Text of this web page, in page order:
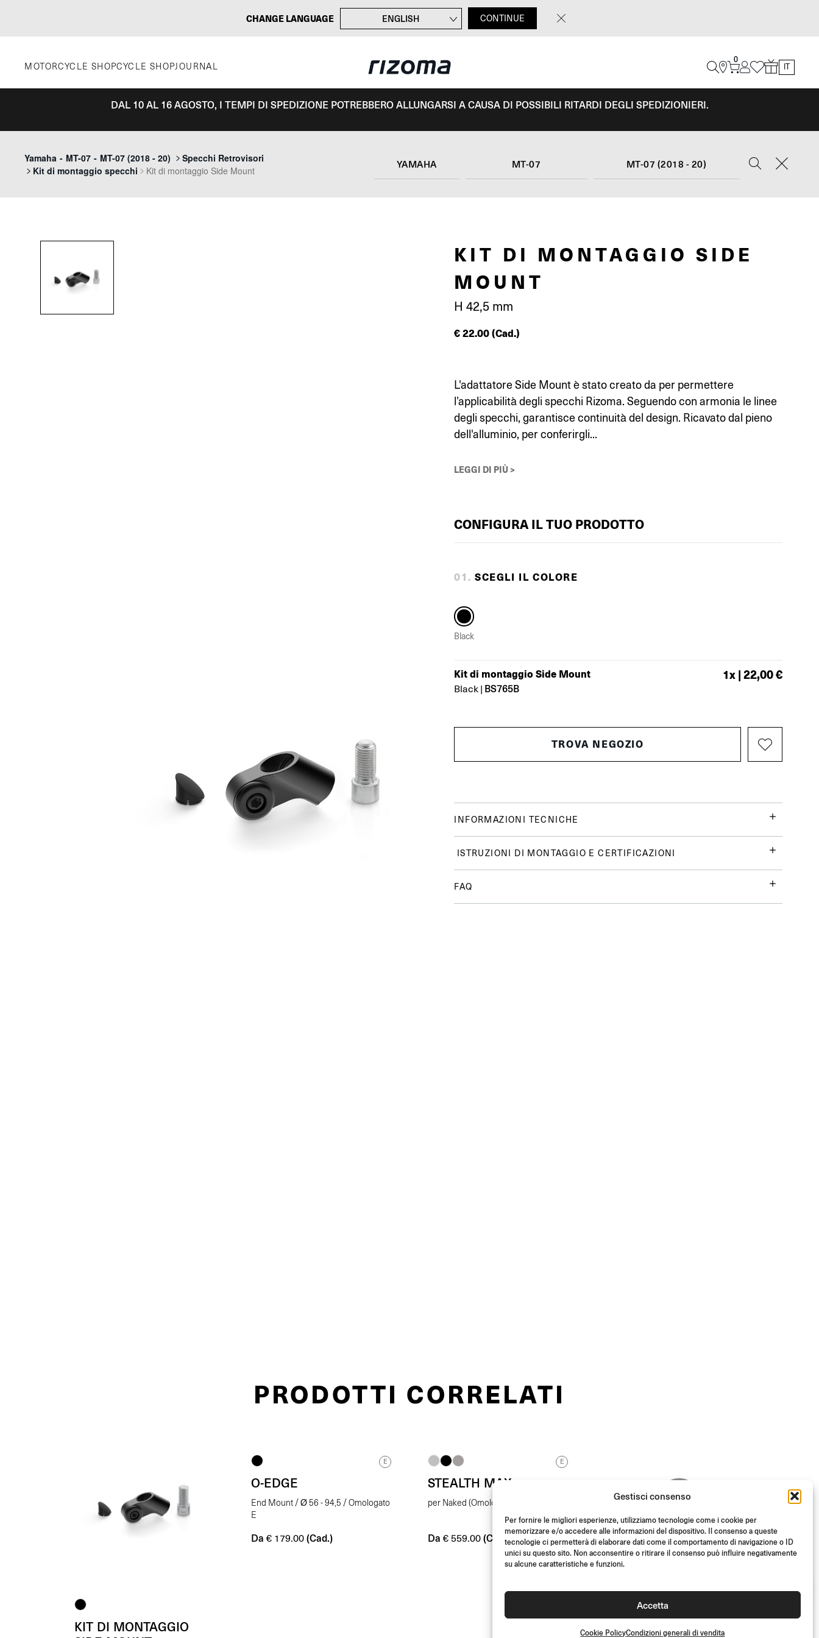
Gestisci consenso
Per fornire le migliori esperienze, utilizziamo tecnologie come i cookie per
memorizzare e/o accedere alle informazioni del dispositivo. Il consenso a queste
tecnologie ci permetterà di elaborare dati come il comportamento di navigazione o ID
unici su questo sito. Non acconsentire o ritirare il consenso può influire negativamente
su alcune caratteristiche e funzioni.
Accetta
Cookie PolicyCondizioni generali di vendita
CHANGE LANGUAGE
ENGLISH
DEUTSCH
CONTINUE
MOTORCYCLE SHOPCYCLE SHOPJOURNAL
0
DAL 10 AL 16 AGOSTO, I TEMPI DI SPEDIZIONE POTREBBERO ALLUNGARSI A CAUSA DI POSSIBILI RITARDI DEGLI SPEDIZIONIERI.
Yamaha - MT-07 - MT-07 (2018 - 20)
Specchi Retrovisori
Kit di montaggio specchi
Kit di montaggio Side Mount
YAMAHA MT-07 MT-07 (2018 - 20)
KIT DI MONTAGGIO SIDE
MOUNT
H 42,5 mm
€22.00(Cad.)
L'adattatore Side Mount è stato creato da per permettere
l’applicabilità degli specchi Rizoma. Seguendo con armonia le linee
degli specchi, garantisce continuità del design. Ricavato dal pieno
dell'alluminio, per conferirgli...
LEGGI DI PIÙ >
CONFIGURA IL TUO PRODOTTO
01 . SCEGLI IL COLORE
Black
Kit di montaggio Side Mount
Black | BS765B
1x |22,00 €
TROVA NEGOZIO
INFORMAZIONI TECNICHE
ISTRUZIONI DI MONTAGGIO E CERTIFICAZIONI
FAQ
PRODOTTI CORRELATI
KIT DI MONTAGGIO
E
O-EDGE
End Mount / Ø 56 - 94,5 / Omologato
E
Da € 179.00 (Cad.)
E
STEALTH MAX
per Naked (Omologato E)
Da € 559.00 (Coppia)
KIT DI MONTAGGIO